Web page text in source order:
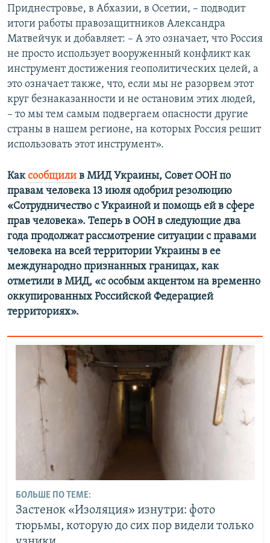
Приднестровье, в Абхазии, в Осетии, – подводит
итоги работы правозащитников Александра
Матвейчук и добавляет: – А это означает, что Россия
не просто использует вооруженный конфликт как
инструмент достижения геополитических целей, а
это означает также, что, если мы не разорвем этот
круг безнаказанности и не остановим этих людей,
– то мы тем самым подвергаем опасности другие
страны в нашем регионе, на которых Россия решит
использовать этот инструмент».
Каксообщили в МИД Украины, Совет ООН по
правам человека 13 июля одобрил резолюцию
«Сотрудничество с Украиной и помощь ей в сфере
прав человека». Теперь в ООН в следующие два
года продолжат рассмотрение ситуации с правами
человека на всей территории Украины в ее
международно признанных границах, как
отметили в МИД, «с особым акцентом на временно
оккупированных Российской Федерацией
территориях».
БОЛЬШЕ ПО ТЕМЕ:
Застенок «Изоляция» изнутри: фото
тюрьмы, которую до сих пор видели только